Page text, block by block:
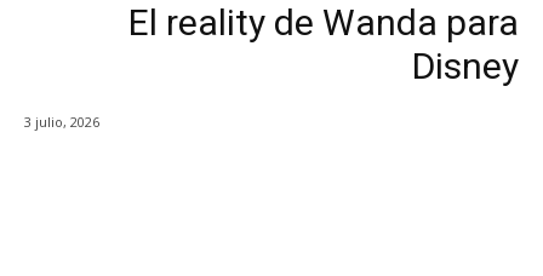
El reality de Wanda para
Disney
3 julio, 2026